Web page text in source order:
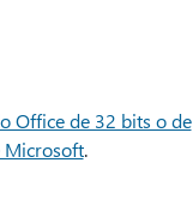
Office de 32 bits o de
Microsoft.